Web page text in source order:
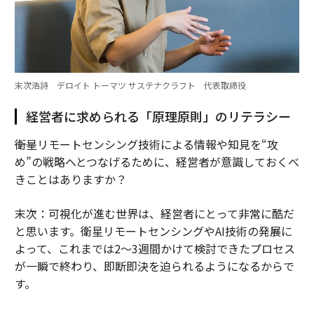
末次浩詩 デロイト トーマツ サステナクラフト 代表取締役
経営者に求められる「原理原則」のリテラシー
――衛星リモートセンシング技術による情報や知見を“攻
め”の戦略へとつなげるために、経営者が意識しておくべ
きことはありますか？
末次：可視化が進む世界は、経営者にとって非常に酷だ
と思います。衛星リモートセンシングやAI技術の発展に
よって、これまでは2〜3週間かけて検討できたプロセス
が一瞬で終わり、即断即決を迫られるようになるからで
す。